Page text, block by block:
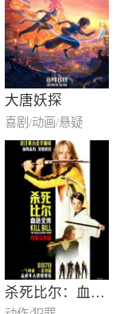
大唐妖探
喜剧/动画/悬疑
杀死比尔：血色